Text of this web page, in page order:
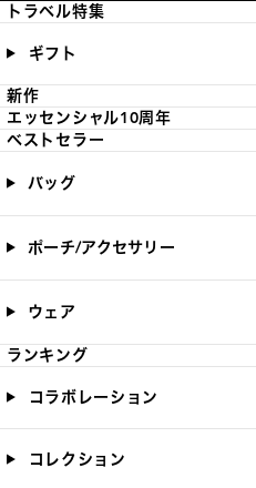
トラベル特集
ギフト
新作
エッセンシャル10周年
ベストセラー
バッグ
ポーチ/アクセサリー
ウェア
ランキング
コラボレーション
コレクション